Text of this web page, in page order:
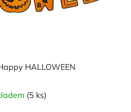
HALLOWEEN
(5 ks)